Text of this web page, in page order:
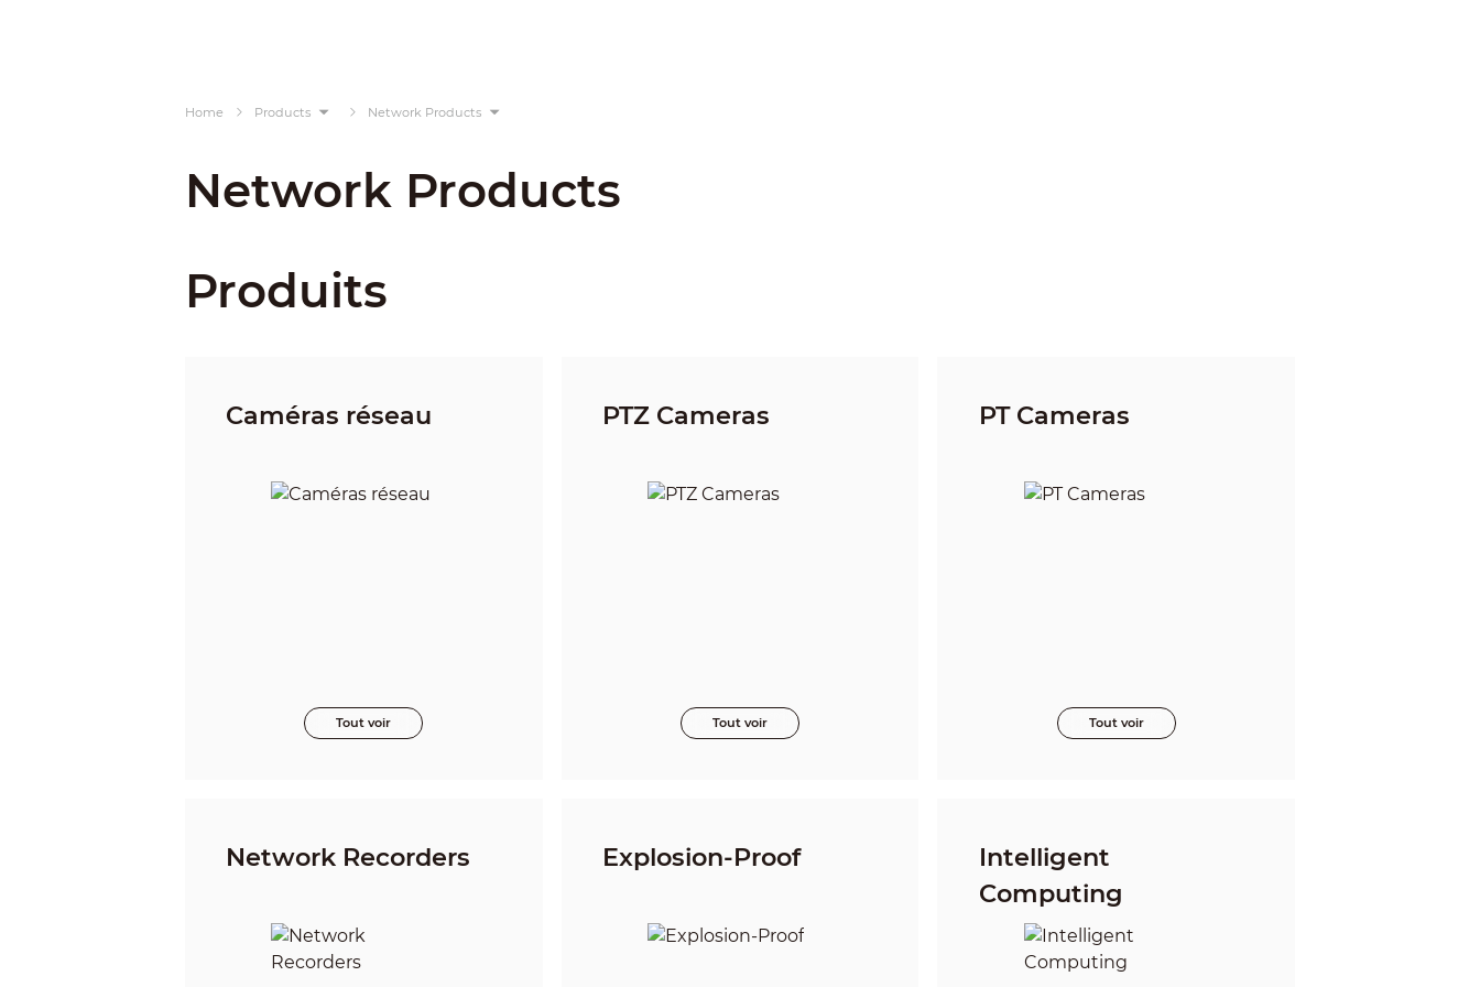
Home Products Network Products
Network Products
Produits
Caméras réseau
Tout voir
PTZ Cameras
Tout voir
PT Cameras
Tout voir
Network Recorders Explosion-Proof
Intelligent
Computing